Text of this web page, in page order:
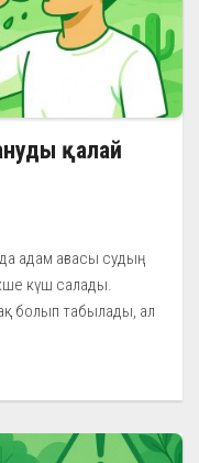
қалай
адам ағзасы судың
күш салады.
болып табылады, ал